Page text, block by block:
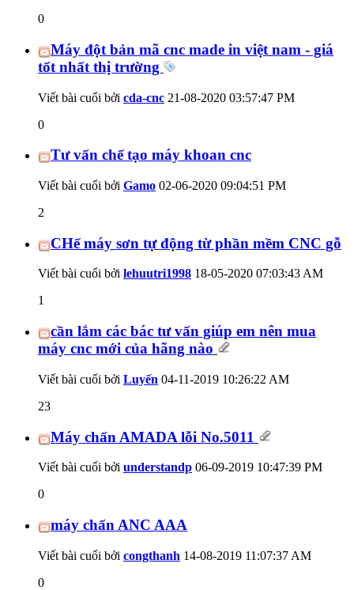
0
Máy đột bản mã cnc made in việt nam - giá
tốt nhất thị trường
Viết bài cuối bởi cda-cnc 21-08-2020 03:57:47 PM
0
Tư vấn chế tạo máy khoan cnc
Viết bài cuối bởi Gamo 02-06-2020 09:04:51 PM
2
CHế máy sơn tự động từ phần mềm CNC gỗ
Viết bài cuối bởi lehuutri1998 18-05-2020 07:03:43 AM
1
cần lắm các bác tư vấn giúp em nên mua
máy cnc mới của hãng nào
Viết bài cuối bởi Luyến 04-11-2019 10:26:22 AM
23
Máy chấn AMADA lỗi No.5011
Viết bài cuối bởi understandp 06-09-2019 10:47:39 PM
0
máy chấn ANC AAA
Viết bài cuối bởi congthanh 14-08-2019 11:07:37 AM
0